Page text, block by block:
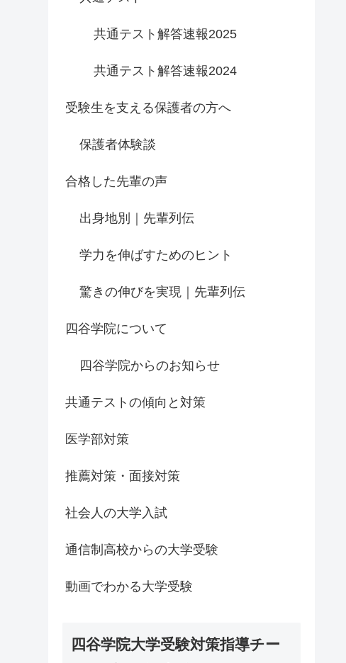
共通テスト解答速報2025
共通テスト解答速報2024
受験生を支える保護者の方へ
保護者体験談
合格した先輩の声
出身地別｜先輩列伝
学力を伸ばすためのヒント
驚きの伸びを実現｜先輩列伝
四谷学院について
四谷学院からのお知らせ
共通テストの傾向と対策
医学部対策
推薦対策・面接対策
社会人の大学入試
通信制高校からの大学受験
動画でわかる大学受験
四谷学院大学受験対策指導チー